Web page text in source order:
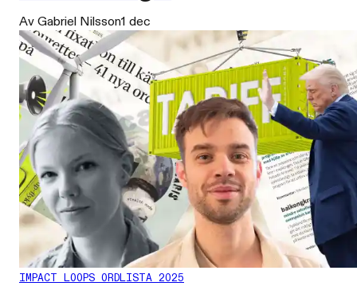
Av Gabriel Nilsson1 dec
IMPACT LOOPS ORDLISTA 2025